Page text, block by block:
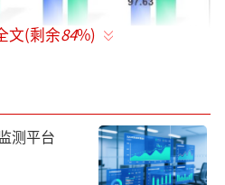
白药实现同比13.93%的
亿元；白云山、华润
润分别为25.16亿元、1
，同比分别下降1.31%、
文(剩余84%)
测平台